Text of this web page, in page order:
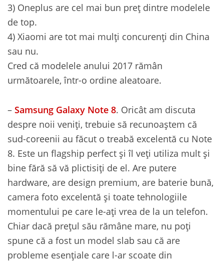
3) Oneplus are cel mai bun preț dintre modelele
de top.
4) Xiaomi are tot mai mulți concurenți din China
sau nu.
Cred că modelele anului 2017 rămân
următoarele, într-o ordine aleatoare.
– Samsung Galaxy Note 8. Oricât am discuta
despre noii veniți, trebuie să recunoaștem că
sud-coreenii au făcut o treabă excelentă cu Note
8. Este un flagship perfect și îl veți utiliza mult și
bine fără să vă plictisiți de el. Are putere
hardware, are design premium, are baterie bună,
camera foto excelentă și toate tehnologiile
momentului pe care le-ați vrea de la un telefon.
Chiar dacă prețul său rămâne mare, nu poți
spune că a fost un model slab sau că are
probleme esențiale care l-ar scoate din